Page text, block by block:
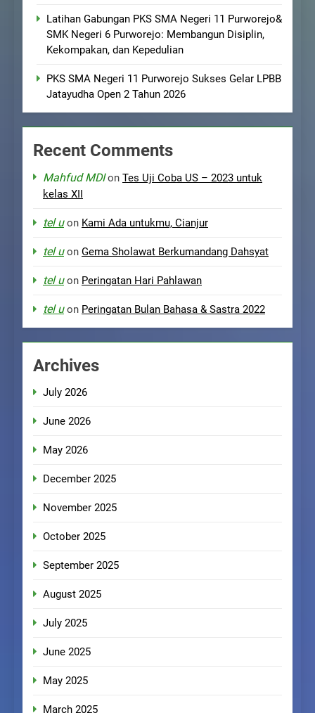
Latihan Gabungan PKS SMA Negeri 11 Purworejo&
SMK Negeri 6 Purworejo: Membangun Disiplin,
Kekompakan, dan Kepedulian
PKS SMA Negeri 11 Purworejo Sukses Gelar LPBB
Jatayudha Open 2 Tahun 2026
Recent Comments
Mahfud MDIon Tes Uji Coba US – 2023 untuk
kelas XII
tel uon Kami Ada untukmu, Cianjur
tel uon Gema Sholawat Berkumandang Dahsyat
tel uon Peringatan Hari Pahlawan
tel uon Peringatan Bulan Bahasa & Sastra 2022
Archives
July 2026
June 2026
May 2026
December 2025
November 2025
October 2025
September 2025
August 2025
July 2025
June 2025
May 2025
March 2025